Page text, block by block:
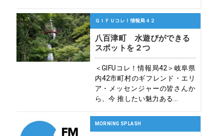
ＧＩＦＵコレ！情報局４２
八百津町 水遊びができる
スポットを２つ
＜GIFUコレ！情報局42＞岐阜県
内42市町村のギフレンド・エリ
ア・メッセンジャーの皆さんか
ら、今 推したい魅力ある...
MORNING SPLASH